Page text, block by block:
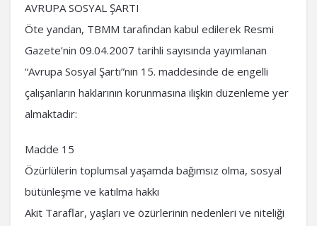
AVRUPA SOSYAL ŞARTI
Öte yandan, TBMM tarafından kabul edilerek Resmi
Gazete’nin 09.04.2007 tarihli sayısında yayımlanan
“Avrupa Sosyal Şartı”nın 15. maddesinde de engelli
çalışanların haklarının korunmasına ilişkin düzenleme yer
almaktadır:
Madde 15
Özürlülerin toplumsal yaşamda bağımsız olma, sosyal
bütünleşme ve katılma hakkı
Akit Taraflar, yaşları ve özürlerinin nedenleri ve niteliği